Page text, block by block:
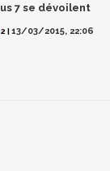
7 se dévoilent
2 |13/03/2015, 22:06